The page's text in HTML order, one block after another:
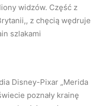
widzów. Część z
z chęcią wędruje
szlakami
Disney-Pixar „Merida
poznały krainę